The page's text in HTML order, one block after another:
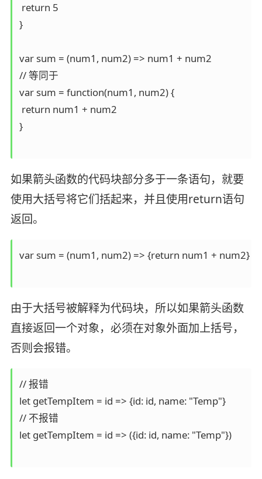
return 5
}
var sum = (num1, num2) => num1 + num2
// 等同于
var sum = function(num1, num2) {
return num1 + num2
}
如果箭头函数的代码块部分多于一条语句，就要
使用大括号将它们括起来，并且使用return语句
返回。
var sum = (num1, num2) => {return num1 + num2}
由于大括号被解释为代码块，所以如果箭头函数
直接返回一个对象，必须在对象外面加上括号，
否则会报错。
// 报错
let getTempItem = id => {id: id, name: "Temp"}
// 不报错
let getTempItem = id => ({id: id, name: "Temp"})